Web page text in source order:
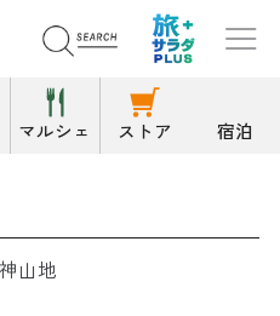
マルシェ ストア 宿泊